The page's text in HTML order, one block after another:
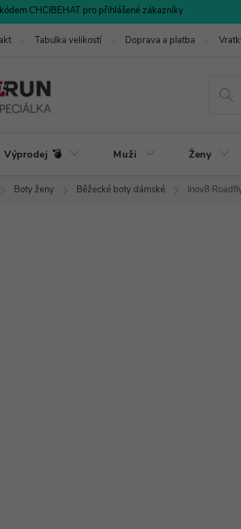
CHCIBEHAT pro přihlášené zákazníky
Tabulka velikostí Doprava a platba
Výprodej 💣 Muži Ženy
Boty ženy Běžecké boty dámské Inov8